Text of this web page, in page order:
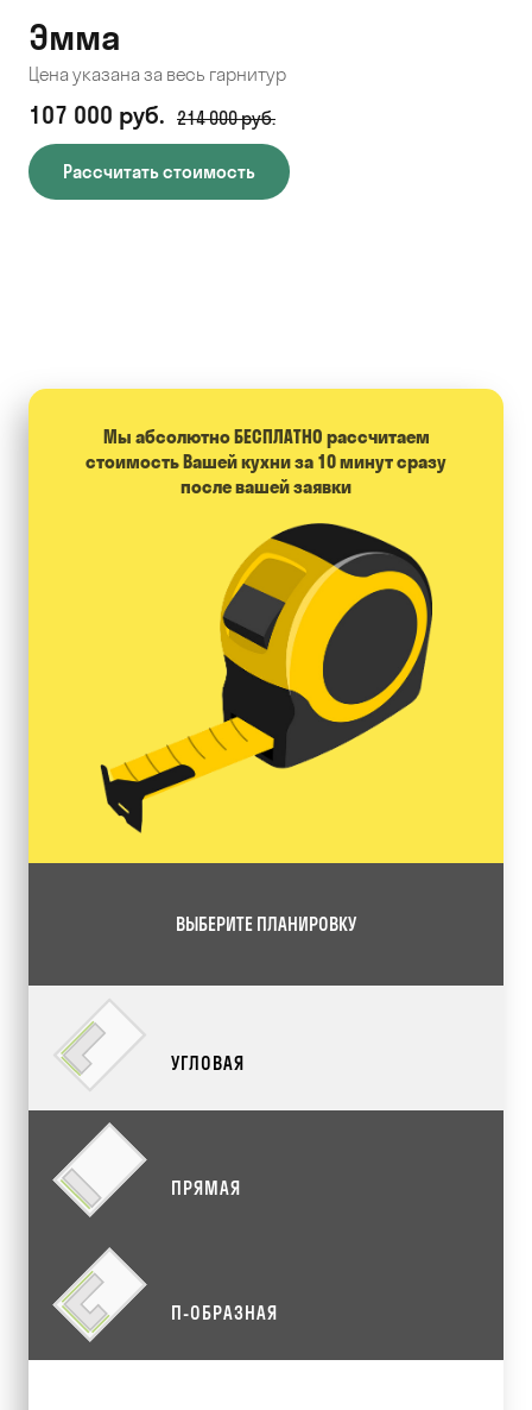
Эмма
Цена указана за весь гарнитур
107 000 руб. 214 000 руб.
Рассчитать стоимость
Мы абсолютно БЕСПЛАТНО расcчитаем
стоимость Вашей кухни за 10 минут сразу
после вашей заявки
ВЫБЕРИТЕ ПЛАНИРОВКУ
УГЛОВАЯ
ПРЯМАЯ
П-ОБРАЗНАЯ